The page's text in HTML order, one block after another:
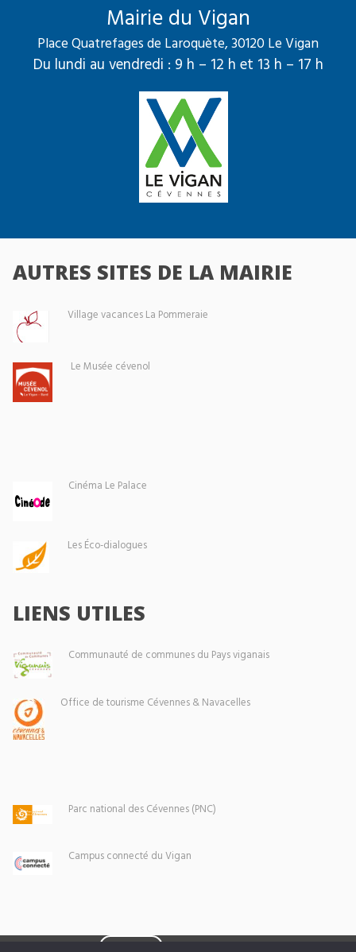
Mairie du Vigan
Place Quatrefages de Laroquète, 30120 Le Vigan
Du lundi au vendredi : 9 h – 12 h et 13 h – 17 h
AUTRES SITES DE LA MAIRIE
Village vacances La Pommeraie
Le Musée cévenol
Cinéma Le Palace
Les Éco-dialogues
LIENS UTILES
Communauté de communes du Pays viganais
Office de tourisme Cévennes & Navacelles
Parc national des Cévennes (PNC)
Campus connecté du Vigan